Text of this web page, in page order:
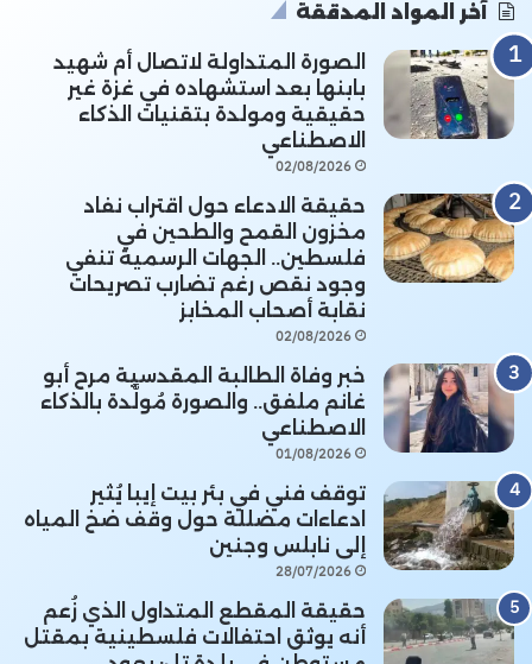
آخر المواد المدققة
الصورة المتداولة لاتصال أم شهيد
بابنها بعد استشهاده في غزة غير
حقيقية ومولدة بتقنيات الذكاء
الاصطناعي
02/08/2026
حقيقة الادعاء حول اقتراب نفاد
مخزون القمح والطحين في
فلسطين.. الجهات الرسمية تنفي
وجود نقص رغم تضارب تصريحات
نقابة أصحاب المخابز
02/08/2026
خبر وفاة الطالبة المقدسية مرح أبو
غانم ملفق.. والصورة مُولَّدة بالذكاء
الاصطناعي
01/08/2026
توقف فني في بئر بيت إيبا يُثير
ادعاءات مضللة حول وقف ضخ المياه
إلى نابلس وجنين
28/07/2026
حقيقة المقطع المتداول الذي زُعم
أنه يوثق احتفالات فلسطينية بمقتل